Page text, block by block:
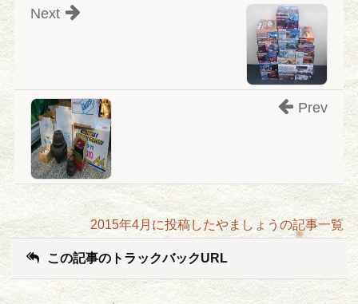
Next
Prev
2015年4月に投稿したやましょうの記事一覧
この記事のトラックバックURL